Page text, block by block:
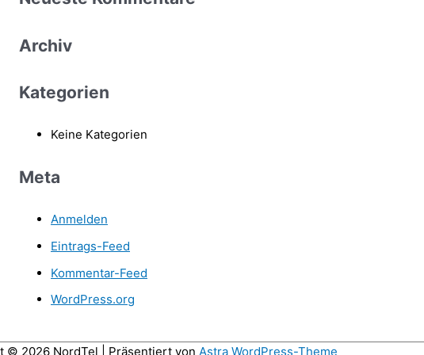
n
a
Archiv
Kategorien
Keine Kategorien
Meta
Anmelden
Eintrags-Feed
Kommentar-Feed
WordPress.org
© 2026 NordTel | Präsentiert von Astra WordPress-Theme